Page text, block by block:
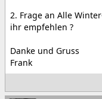
2. Frage an Alle
ihr empfehlen ?
Danke und Gruss
Frank